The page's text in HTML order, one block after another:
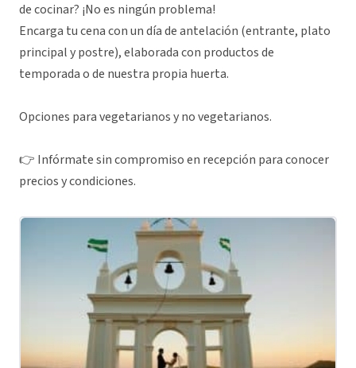
de cocinar? ¡No es ningún problema!
Encarga tu cena con un día de antelación (entrante, plato
principal y postre), elaborada con productos de
temporada o de nuestra propia huerta.
Opciones para vegetarianos y no vegetarianos.
👉 Infórmate sin compromiso en recepción para conocer
precios y condiciones.